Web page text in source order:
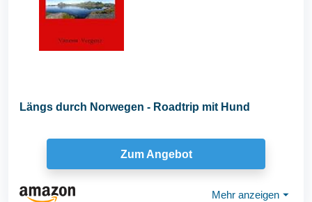
Längs durch Norwegen - Roadtrip mit Hund
Zum Angebot
Mehr anzeigen ⏷